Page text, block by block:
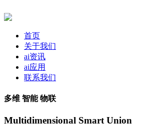
首页
关于我们
ai资讯
ai应用
联系我们
多维 智能 物联
Multidimensional Smart Union